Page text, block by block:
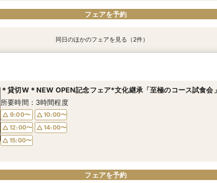
フェアを予約
12:00〜
13:00〜
14:00〜
15:00〜
16:00〜
12:00〜
13:00〜
14:00〜
15:00〜
16:00〜
同日のほかのフェアを見る（2件）
＊貸切W＊NEW OPEN記念フェア*文化継承「至極のコース試食会
所要時間：3時間程度
9:00〜
10:00〜
12:00〜
14:00〜
15:00〜
フェアを予約